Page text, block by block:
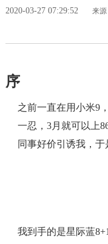
2020-03-27 07:29:52 来源
序
之前一直在用小米9
一忍，3月就可以上
同事好价引诱我，
我到手的是星际蓝